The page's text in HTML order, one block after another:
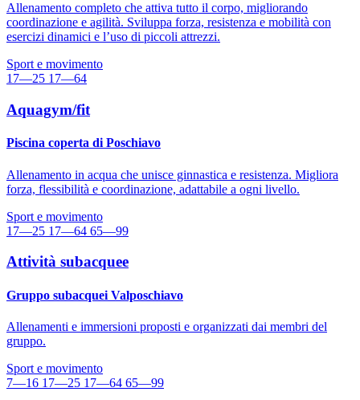
Allenamento completo che attiva tutto il corpo, migliorando
coordinazione e agilità. Sviluppa forza, resistenza e mobilità con
esercizi dinamici e l’uso di piccoli attrezzi.
Sport e movimento
17—25 17—64
Aquagym/fit
Piscina coperta di Poschiavo
Allenamento in acqua che unisce ginnastica e resistenza. Migliora
forza, flessibilità e coordinazione, adattabile a ogni livello.
Sport e movimento
17—25 17—64 65—99
Attività subacquee
Gruppo subacquei Valposchiavo
Allenamenti e immersioni proposti e organizzati dai membri del
gruppo.
Sport e movimento
7—16 17—25 17—64 65—99